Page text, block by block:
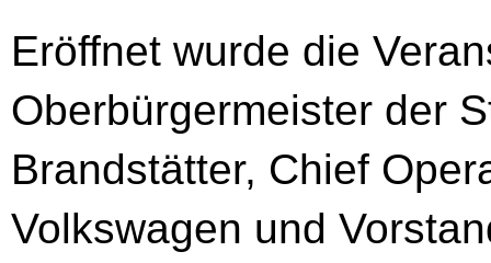
Eröffnet wurde die
Oberbürgermeister der
Brandstätter, Chief
Volkswagen und